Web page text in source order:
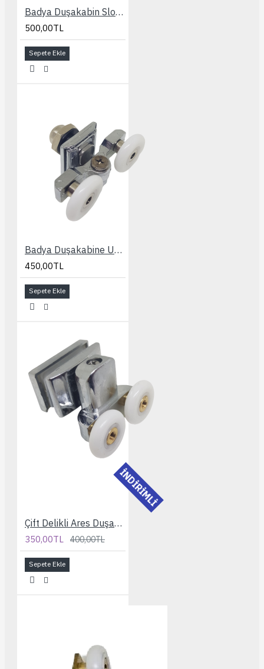
Badya Duşakabin Slot Ayarlı Kapaklı 24 mm. Rulman
500,00TL
Sepete Ekle
Badya Duşakabine Uyumlu Slot Ayarlı 24 mm. Rulman
450,00TL
Sepete Ekle
İNDİRİMLİ
Çift Delikli Ares Duşakabin Rulmanı
350,00TL 400,00TL
Sepete Ekle